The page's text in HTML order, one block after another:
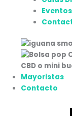
Eventos
Mayoristas
Contacto